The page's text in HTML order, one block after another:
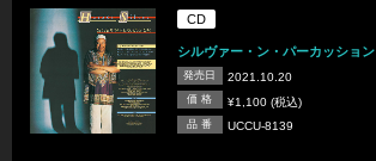
CD
シルヴァー・ン・パーカッション
発売日 2021.10.20
価 格 ¥1,100 (税込)
品 番 UCCU-8139